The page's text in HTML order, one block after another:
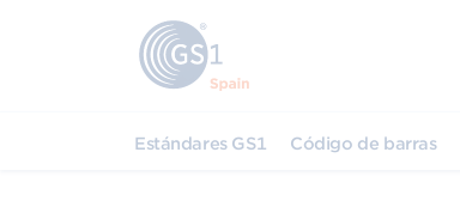
Estándares GS1 Código de barras